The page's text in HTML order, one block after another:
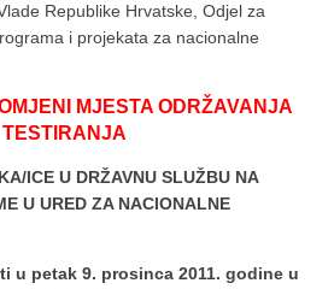
Republike Hrvatske, Odjel za
i projekata za nacionalne
MJESTA ODRŽAVANJA
TESTIRANJA
ICE U DRŽAVNU SLUŽBU NA
U URED ZA NACIONALNE
u petak 9. prosinca 2011. godine u